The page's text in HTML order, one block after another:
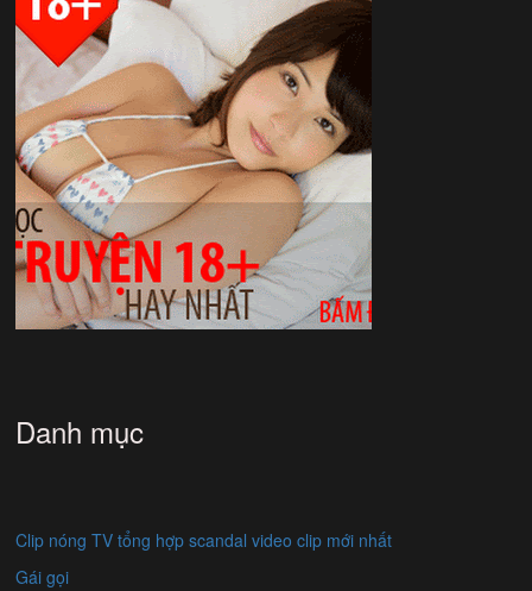
Danh mục
Clip nóng TV tổng hợp scandal video clip mới nhất
Gái gọi